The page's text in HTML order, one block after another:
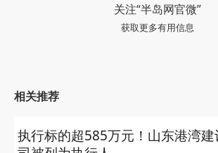
关注“半岛网官微”
获取更多有用信息
相关推荐
执行标的超585万元！山东港湾